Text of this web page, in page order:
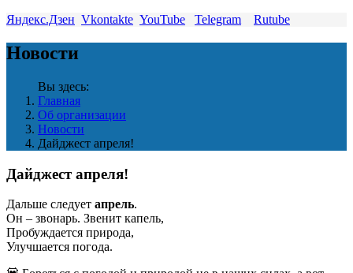
Яндекс.Дзен Vkontakte YouTube Telegram Rutube
Новости
Вы здесь:
Главная
Об организации
Новости
Дайджест апреля!
Дайджест апреля!
Дальше следует апрель.
Он – звонарь. Звенит капель,
Пробуждается природа,
Улучшается погода.